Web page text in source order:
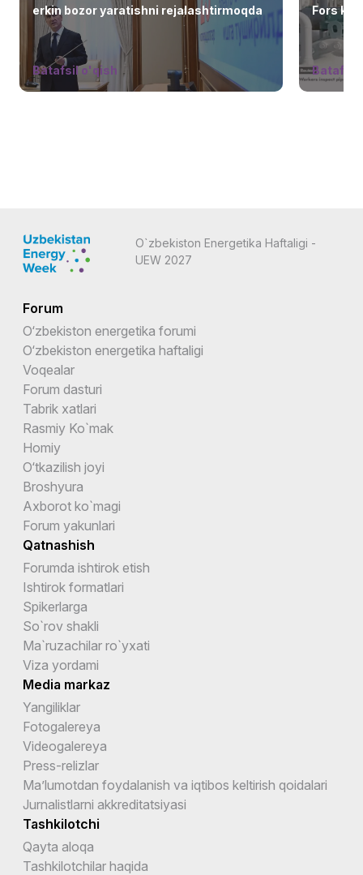
erkin bozor yaratishni rejalashtirmoqda
Batafsil o'qish
Fors
jalb
Batafsil
O`zbekiston Energetika Haftaligi -
UEW 2027
Forum
O‘zbekiston energetika forumi
O‘zbekiston energetika haftaligi
Voqealar
Forum dasturi
Tabrik xatlari
Rasmiy Ko`mak
Homiy
O‘tkazilish joyi
Broshyura
Axborot ko`magi
Forum yakunlari
Qatnashish
Forumda ishtirok etish
Ishtirok formatlari
Spikerlarga
So`rov shakli
Ma`ruzachilar ro`yxati
Viza yordami
Media markaz
Yangiliklar
Fotogalereya
Videogalereya
Press-relizlar
Ma’lumotdan foydalanish va iqtibos keltirish qoidalari
Jurnalistlarni akkreditatsiyasi
Tashkilotchi
Qayta aloqa
Tashkilotchilar haqida